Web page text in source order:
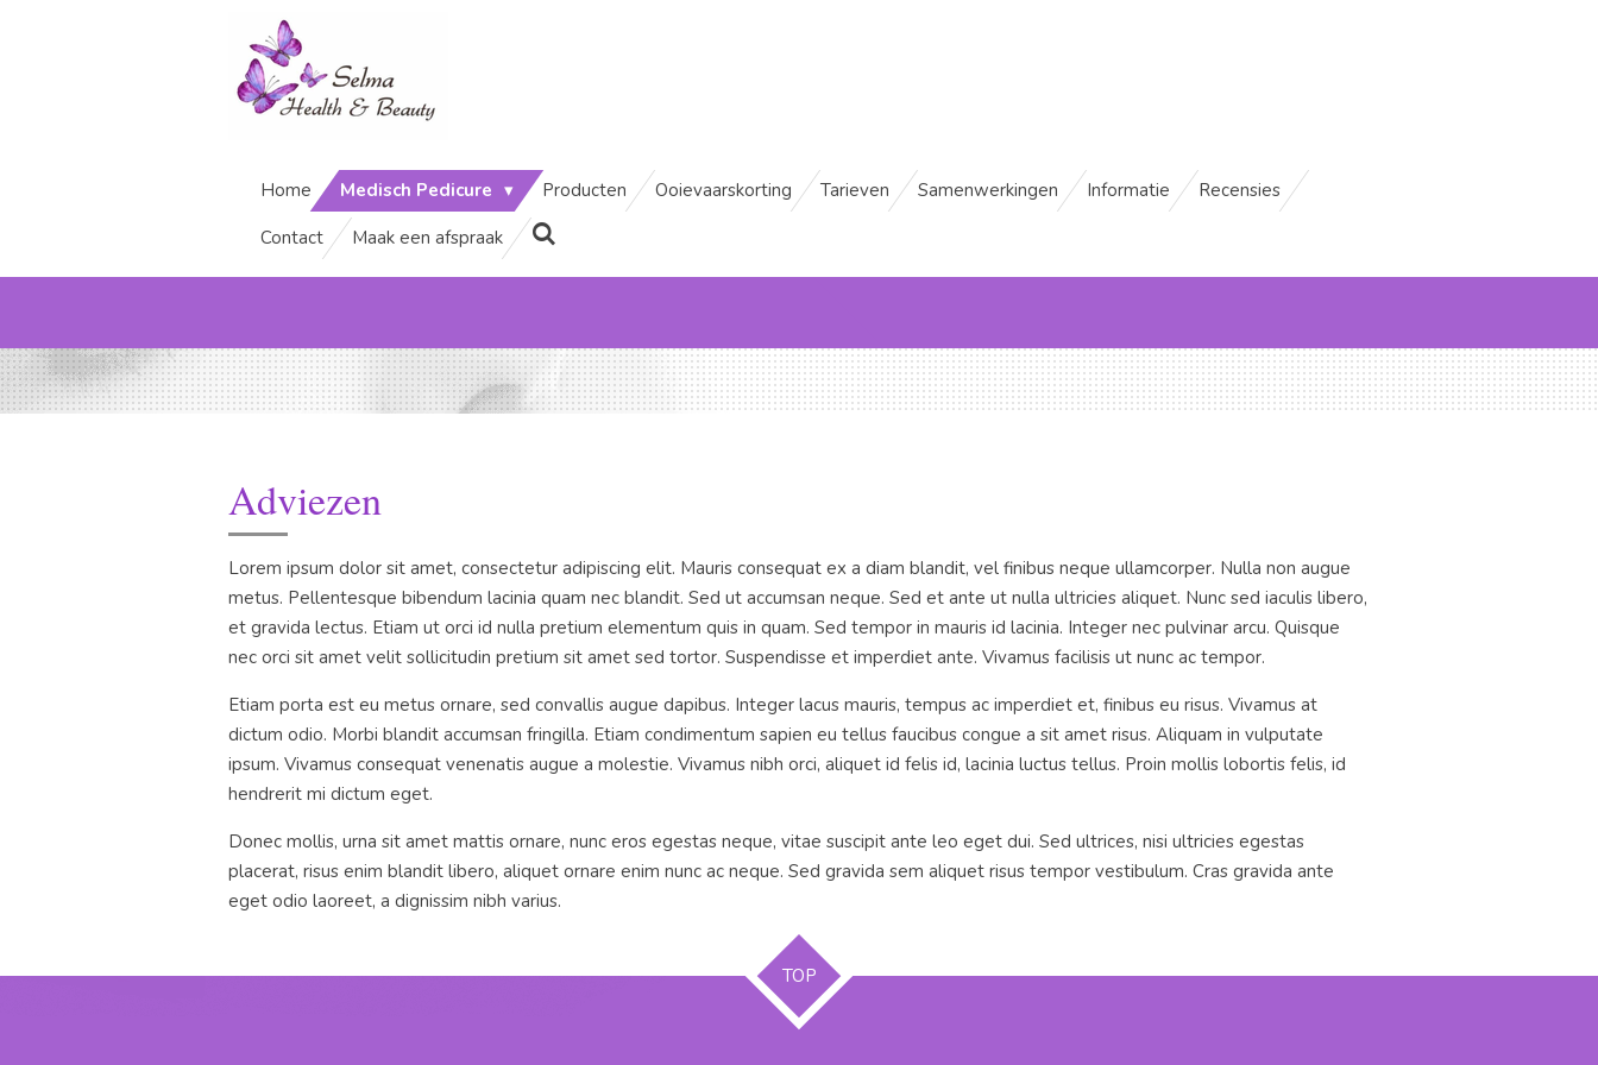
Home Medisch Pedicure Producten Ooievaarskorting Tarieven Samenwerkingen Informatie
Recensies
Contact
Maak een afspraak
Adviezen
Lorem ipsum dolor sit amet, consectetur adipiscing elit. Mauris consequat ex a diam blandit, vel finibus neque ullamcorper. Nulla non augue
metus. Pellentesque bibendum lacinia quam nec blandit. Sed ut accumsan neque. Sed et ante ut nulla ultricies aliquet. Nunc sed iaculis libero,
et gravida lectus. Etiam ut orci id nulla pretium elementum quis in quam. Sed tempor in mauris id lacinia. Integer nec pulvinar arcu. Quisque
nec orci sit amet velit sollicitudin pretium sit amet sed tortor. Suspendisse et imperdiet ante. Vivamus facilisis ut nunc ac tempor.
Etiam porta est eu metus ornare, sed convallis augue dapibus. Integer lacus mauris, tempus ac imperdiet et, finibus eu risus. Vivamus at
dictum odio. Morbi blandit accumsan fringilla. Etiam condimentum sapien eu tellus faucibus congue a sit amet risus. Aliquam in vulputate
ipsum. Vivamus consequat venenatis augue a molestie. Vivamus nibh orci, aliquet id felis id, lacinia luctus tellus. Proin mollis lobortis felis, id
hendrerit mi dictum eget.
Donec mollis, urna sit amet mattis ornare, nunc eros egestas neque, vitae suscipit ante leo eget dui. Sed ultrices, nisi ultricies egestas
placerat, risus enim blandit libero, aliquet ornare enim nunc ac neque. Sed gravida sem aliquet risus tempor vestibulum. Cras gravida ante
eget odio laoreet, a dignissim nibh varius.
TOP